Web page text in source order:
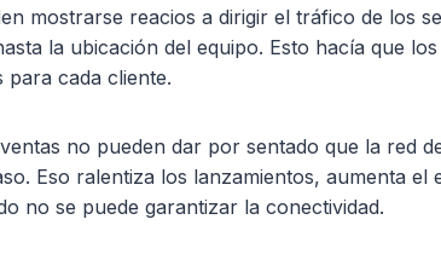
mostrarse reacios a dirigir el tráfico de los
la ubicación del equipo. Esto hacía que los
cada cliente.
no pueden dar por sentado que la red
Eso ralentiza los lanzamientos, aumenta el
no se puede garantizar la conectividad.